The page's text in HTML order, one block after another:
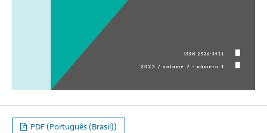
PDF (Português (Brasil))